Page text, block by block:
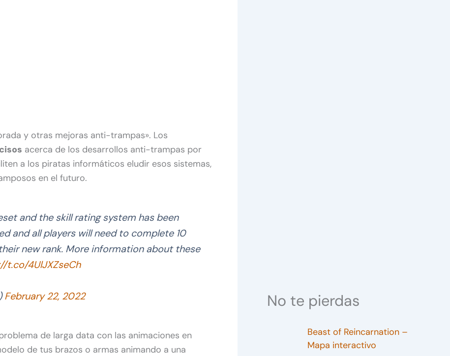
y otras mejoras anti-trampas». Los
acerca de los desarrollos anti-trampas por
a los piratas informáticos eludir esos sistemas,
en el futuro.
and the skill rating system has been
and all players will need to complete 10
new rank. More information about these
t.co/4UlJXZseCh
February 22, 2022
de larga data con las animaciones en
de tus brazos o armas animando a una
No te pierdas
Beast of Reincarnation –
Mapa interactivo